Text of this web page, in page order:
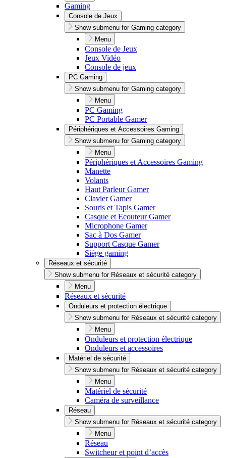
Gaming
Console de Jeux
Show submenu for Gaming category
Menu
Console de Jeux
Jeux Vidéo
Console de jeux
PC Gaming
Show submenu for Gaming category
Menu
PC Gaming
PC Portable Gamer
Périphériques et Accessoires Gaming
Show submenu for Gaming category
Menu
Périphériques et Accessoires Gaming
Manette
Volants
Haut Parleur Gamer
Clavier Gamer
Souris et Tapis Gamer
Casque et Ecouteur Gamer
Microphone Gamer
Sac à Dos Gamer
Support Casque Gamer
Siège gaming
Réseaux et sécurité
Show submenu for Réseaux et sécurité category
Menu
Réseaux et sécurité
Onduleurs et protection électrique
Show submenu for Réseaux et sécurité category
Menu
Onduleurs et protection électrique
Onduleurs et accessoires
Matériel de sécurité
Show submenu for Réseaux et sécurité category
Menu
Matériel de sécurité
Caméra de surveillance
Réseau
Show submenu for Réseaux et sécurité category
Menu
Réseau
Switcheur et point d’accès